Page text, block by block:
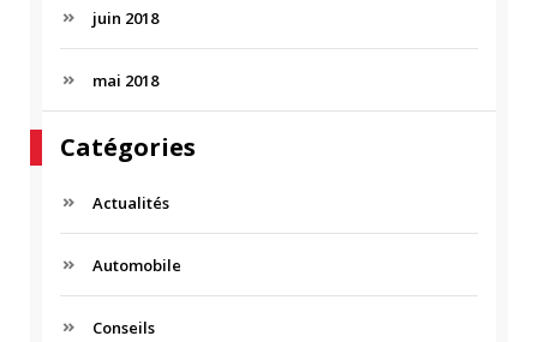
juin 2018
mai 2018
Catégories
Actualités
Automobile
Conseils